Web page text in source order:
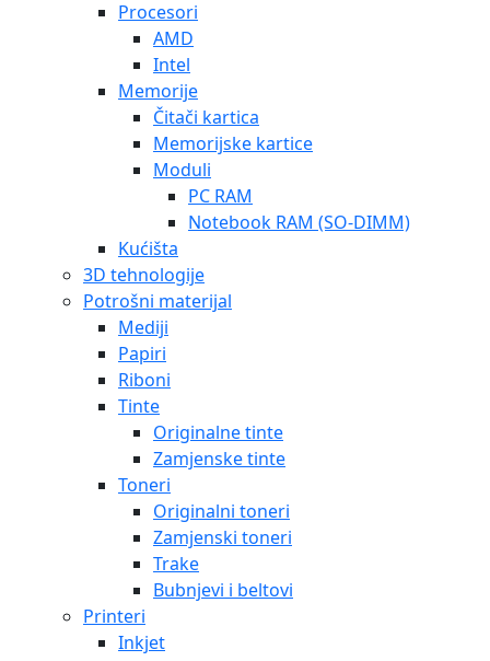
Procesori
AMD
Intel
Memorije
Čitači kartica
Memorijske kartice
Moduli
PC RAM
Notebook RAM (SO-DIMM)
Kućišta
3D tehnologije
Potrošni materijal
Mediji
Papiri
Riboni
Tinte
Originalne tinte
Zamjenske tinte
Toneri
Originalni toneri
Zamjenski toneri
Trake
Bubnjevi i beltovi
Printeri
Inkjet